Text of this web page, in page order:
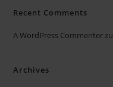
Recent Comments
A WordPress Commenter zu
Archives